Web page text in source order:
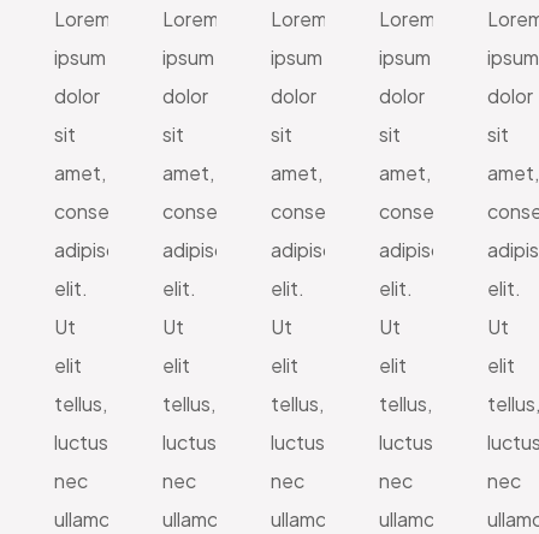
Lorem
ipsum
dolor
sit
amet,
consectetur
adipiscing
elit.
Ut
elit
tellus,
luctus
nec
ullamcorper
Lorem
ipsum
dolor
sit
amet,
consectetur
adipiscing
elit.
Ut
elit
tellus,
luctus
nec
ullamcorper
Lorem
ipsum
dolor
sit
amet,
consectetur
adipiscing
elit.
Ut
elit
tellus,
luctus
nec
ullamcorper
Lorem
ipsum
dolor
sit
amet,
consectetur
adipiscing
elit.
Ut
elit
tellus,
luctus
nec
ullamcorper
ipsum
dolor
sit
amet,
elit.
Ut
elit
tellus,
nec